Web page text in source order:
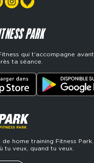
PARK
qui t'accompagne avant,
ta séance.
home training Fitness Park.
tu veux, quand tu veux.